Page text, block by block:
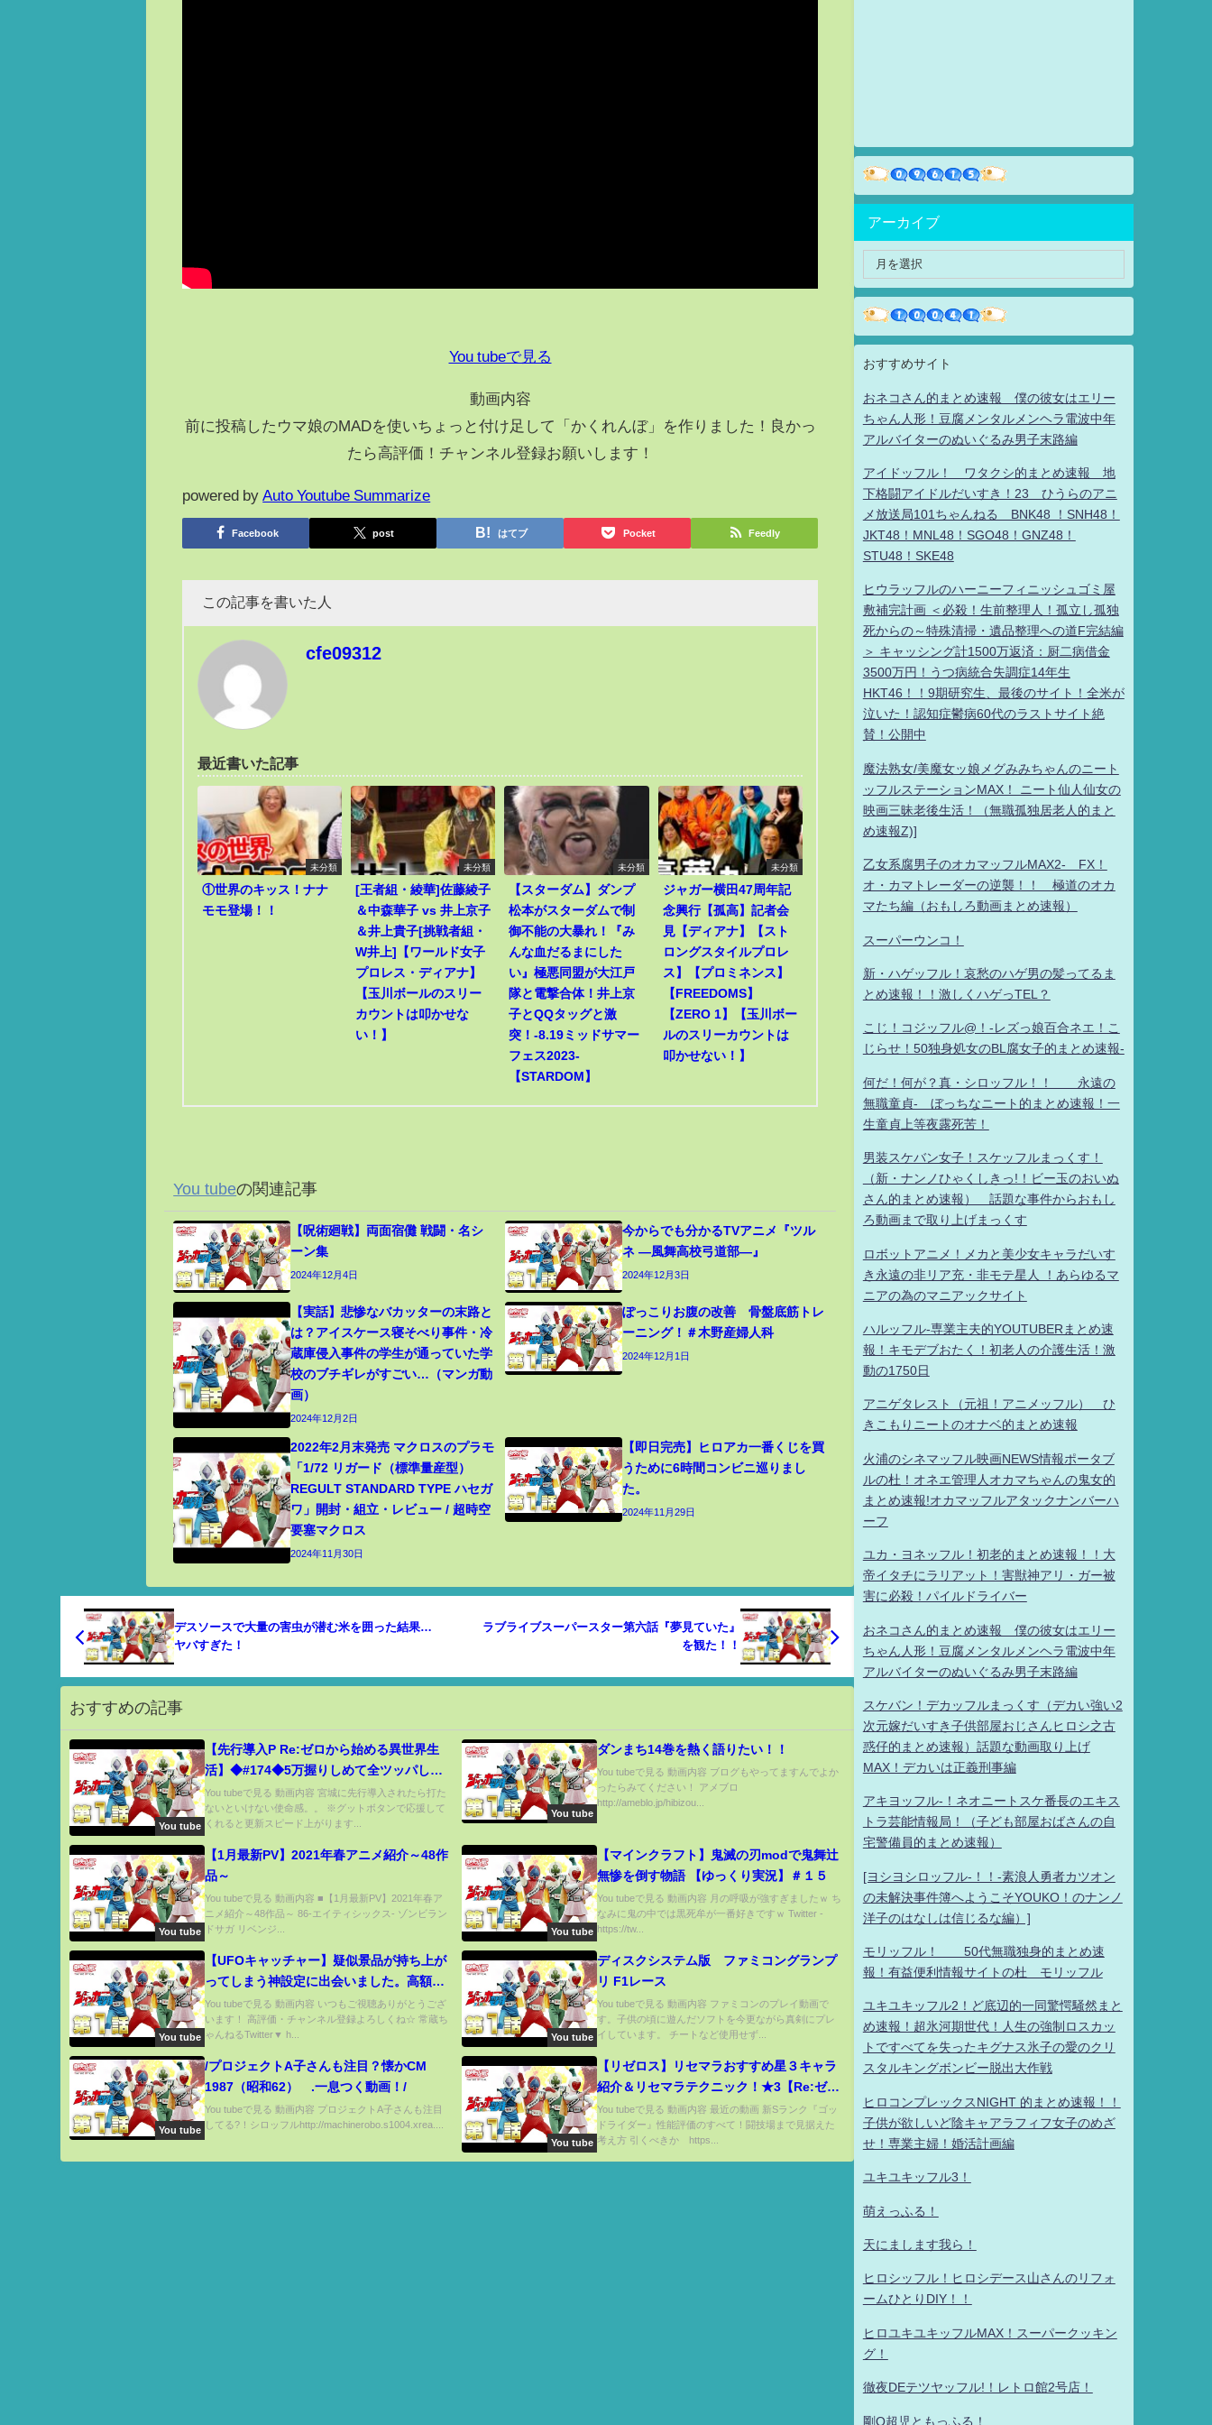
You tubeで見る
動画内容
前に投稿したウマ娘のMADを使いちょっと付け足して「かくれんぼ」を作りました！良かっ
たら高評価！チャンネル登録お願いします！
powered by Auto Youtube Summarize
Facebook post はてブ Pocket Feedly
この記事を書いた人
cfe09312
最近書いた記事
未分類
①世界のキッス！ナナ
モモ登場！！
未分類
[王者組・綾華]佐藤綾子
＆中森華子 vs 井上京子
＆井上貴子[挑戦者組・
W井上]【ワールド女子
プロレス・ディアナ】
【玉川ボールのスリー
カウントは叩かせな
い！】
未分類
【スターダム】ダンプ
松本がスターダムで制
御不能の大暴れ！『み
んな血だるまにした
い』極悪同盟が大江戸
隊と電撃合体！井上京
子とQQタッグと激
突！-8.19ミッドサマー
フェス2023-
【STARDOM】
未分類
ジャガー横田47周年記
念興行【孤高】記者会
見【ディアナ】【スト
ロングスタイルプロレ
ス】【プロミネンス】
【FREEDOMS】
【ZERO 1】【玉川ボー
ルのスリーカウントは
叩かせない！】
You tubeの関連記事
【呪術廻戦】両面宿儺 戦闘・名シ
ーン集
2024年12月4日
今からでも分かるTVアニメ『ツル
ネ ―風舞高校弓道部―』
2024年12月3日
【実話】悲惨なバカッターの末路と
は？アイスケース寝そべり事件・冷
蔵庫侵入事件の学生が通っていた学
校のブチギレがすごい…（マンガ動
画）
2024年12月2日
ぽっこりお腹の改善 骨盤底筋トレ
ーニング！＃木野産婦人科
2024年12月1日
2022年2月末発売 マクロスのプラモ
「1/72 リガード（標準量産型）
REGULT STANDARD TYPE ハセガ
ワ」開封・組立・レビュー / 超時空
要塞マクロス
2024年11月30日
【即日完売】ヒロアカ一番くじを買
うために6時間コンビニ巡りまし
た。
2024年11月29日
デスソースで大量の害虫が潜む米を囲った結果…
ヤバすぎた！
ラブライブスーパースター第六話『夢見ていた』
を観た！！
おすすめの記事
You tube
【先行導入P Re:ゼロから始める異世界生
活】◆#174◆5万握りしめて全ツッパして
見た…【抽選券もらって抽選して見た】
You tubeで見る 動画内容 宮城に先行導入されたら打た
ないといけない使命感。。 ※グットボタンで応援して
くれると更新スピード上がります...
You tube
ダンまち14巻を熱く語りたい！！
You tubeで見る 動画内容 ブログもやってますんでよか
ったらみてください！ アメブロ
http://ameblo.jp/hibizou...
You tube
【1月最新PV】2021年春アニメ紹介～48作
品～
You tubeで見る 動画内容 ■【1月最新PV】2021年春ア
ニメ紹介～48作品～ 86-エイティシックス- ゾンビラン
ドサガ リベンジ...
You tube
【マインクラフト】鬼滅の刃modで鬼舞辻
無惨を倒す物語 【ゆっくり実況】＃１５
You tubeで見る 動画内容 月の呼吸が強すぎましたｗ ち
なみに鬼の中では黒死牟が一番好きですｗ Twitter -
https://tw...
You tube
【UFOキャッチャー】疑似景品が持ち上が
ってしまう神設定に出会いました。高額景
品⁉︎を簡単にゲットwww(クレーンゲーム
攻略 リゼロ レム 橋渡し)
You tubeで見る 動画内容 いつもご視聴ありがとうござ
います！ 高評価・チャンネル登録よろしくね☆ 常蔵ち
ゃんねるTwitter▼ h...
You tube
ディスクシステム版 ファミコングランプ
リ F1レース
You tubeで見る 動画内容 ファミコンのプレイ動画で
す。子供の頃に遊んだソフトを今更ながら真剣にプレ
イしています。 チートなど使用せず...
You tube
/プロジェクトA子さんも注目？懐かCM
1987（昭和62） .一息つく動画！/
You tubeで見る 動画内容 プロジェクトA子さんも注目
してる?！シロッフルhttp://machinerobo.s1004.xrea....
You tube
【リゼロス】リセマラおすすめ星３キャラ
紹介＆リセマラテクニック！★3【Re:ゼロ
から始める異世界生活 Lost in Memories
最強攻略】
You tubeで見る 動画内容 最近の動画 新Sランク『ゴッ
ドライダー』性能評価のすべて！闘技場まで見据えた
考え方 引くべきか https...
アーカイブ
おすすめサイト
おネコさん的まとめ速報 僕の彼女はエリー
ちゃん人形！豆腐メンタルメンヘラ電波中年
アルバイターのぬいぐるみ男子末路編
アイドッフル！ ワタクシ的まとめ速報 地
下格闘アイドルだいすき！23 ひうらのアニ
メ放送局101ちゃんねる BNK48 ！SNH48！
JKT48！MNL48！SGO48！GNZ48！
STU48！SKE48
ヒウラッフルのハーニーフィニッシュゴミ屋
敷補完計画 ＜必殺！生前整理人！孤立し孤独
死からの～特殊清掃・遺品整理への道F完結編
＞ キャッシング計1500万返済：厨二病借金
3500万円！うつ病統合失調症14年生
HKT46！！9期研究生、最後のサイト！全米が
泣いた！認知症鬱病60代のラストサイト絶
賛！公開中
魔法熟女/美魔女ッ娘メグみみちゃんのニート
ッフルステーションMAX！ ニート仙人仙女の
映画三昧老後生活！（無職孤独居老人的まと
め速報Z)]
乙女系腐男子のオカマッフルMAX2- FX！
オ・カマトレーダーの逆襲！！ 極道のオカ
マたち編（おもしろ動画まとめ速報）
スーパーウンコ！
新・ハゲッフル！哀愁のハゲ男の髪ってるま
とめ速報！！激しくハゲっTEL？
こじ！コジッフル@！-レズっ娘百合ネエ！こ
じらせ！50独身処女のBL腐女子的まとめ速報-
何だ！何が？真・シロッフル！！ 永遠の
無職童貞- ぼっちなニート的まとめ速報！一
生童貞上等夜露死苦！
男装スケバン女子！スケッフルまっくす！
（新・ナンノひゃくしきっ!！ビー玉のおいぬ
さん的まとめ速報） 話題な事件からおもし
ろ動画まで取り上げまっくす
ロボットアニメ！メカと美少女キャラだいす
き永遠の非リア充・非モテ星人 ！あらゆるマ
ニアの為のマニアックサイト
ハルッフル-専業主夫的YOUTUBERまとめ速
報！キモデブおたく！初老人の介護生活！激
動の1750日
アニゲタレスト（元祖！アニメッフル） ひ
きこもりニートのオナベ的まとめ速報
火浦のシネマッフル映画NEWS情報ポータブ
ルの杜！オネエ管理人オカマちゃんの鬼女的
まとめ速報!オカマッフルアタックナンバーハ
ーフ
ユカ・ヨネッフル！初老的まとめ速報！！大
帝イタチにラリアット！害獣神アリ・ガー被
害に必殺！パイルドライバー
おネコさん的まとめ速報 僕の彼女はエリー
ちゃん人形！豆腐メンタルメンヘラ電波中年
アルバイターのぬいぐるみ男子末路編
スケバン！デカッフルまっくす（デカい強い2
次元嫁だいすき子供部屋おじさんヒロシ之古
惑仔的まとめ速報）話題な動画取り上げ
MAX！デカいは正義刑事編
アキヨッフル-！ネオニートスケ番長のエキス
トラ芸能情報局！（子ども部屋おばさんの自
宅警備員的まとめ速報）
[ヨシヨシロッフル-！！-素浪人勇者カツオン
の未解決事件簿へようこそYOUKO！のナンノ
洋子のはなしは信じるな編）]
モリッフル！ 50代無職独身的まとめ速
報！有益便利情報サイトの杜 モリッフル
ユキユキッフル2！ど底辺的一同驚愕騒然まと
め速報！超氷河期世代！人生の強制ロスカッ
トですべてを失ったキグナス氷子の愛のクリ
スタルキングボンビー脱出大作戦
ヒロコンプレックスNIGHT 的まとめ速報！！
子供が欲しいど陰キャアラフィフ女子のめざ
せ！専業主婦！婚活計画編
ユキユキッフル3！
萌えっふる！
天にまします我ら！
ヒロシッフル！ヒロシデース山さんのリフォ
ームひとりDIY！！
ヒロユキユキッフルMAX！スーパークッキン
グ！
徹夜DEテツヤッフル!！レトロ館2号店！
剛Q超児ともっふる！